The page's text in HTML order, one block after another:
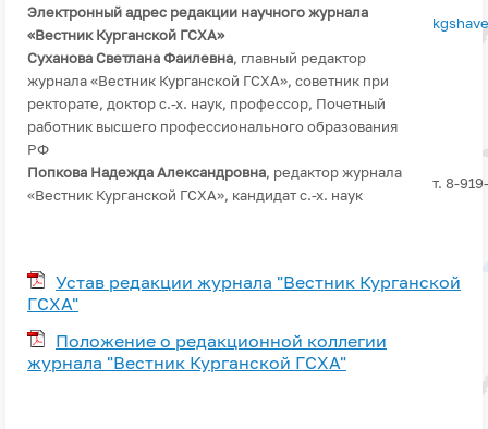
Электронный адрес редакции научного журнала
«Вестник Курганской ГСХА»
Суханова Светлана Фаилевна, главный редактор
журнала «Вестник Курганской ГСХА», советник при
ректорате, доктор с.-х. наук, профессор, Почетный
работник высшего профессионального образования
РФ
Попкова Надежда Александровна, редактор журнала
«Вестник Курганской ГСХА», кандидат с.-х. наук
т. 8-
Устав редакции журнала "Вестник Курганской
ГСХА"
Положение о редакционной коллегии
журнала "Вестник Курганской ГСХА"